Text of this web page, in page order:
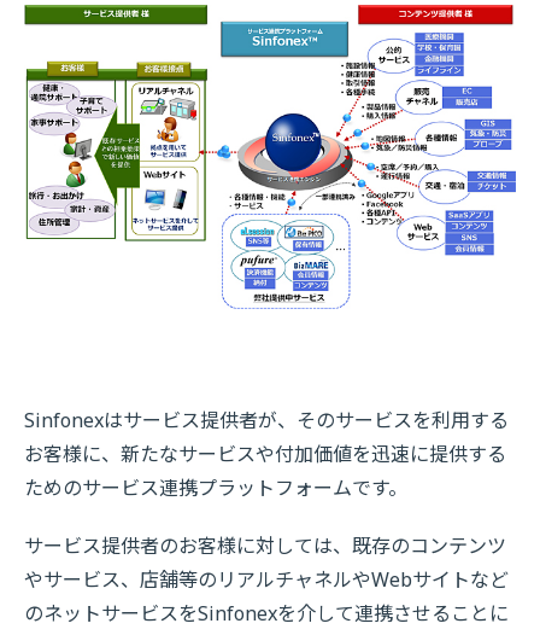
Sinfonexはサービス提供者が、そのサービスを利用する
お客様に、新たなサービスや付加価値を迅速に提供する
ためのサービス連携プラットフォームです。
サービス提供者のお客様に対しては、既存のコンテンツ
やサービス、店舗等のリアルチャネルやWebサイトなど
のネットサービスをSinfonexを介して連携させることに